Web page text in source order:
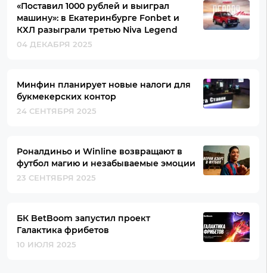
«Поставил 1000 рублей и выиграл
машину»: в Екатеринбурге Fonbet и
КХЛ разыграли третью Niva Legend
04 ДЕКАБРЯ 2025
Минфин планирует новые налоги для
букмекерских контор
24 СЕНТЯБРЯ 2025
Роналдиньо и Winline возвращают в
футбол магию и незабываемые эмоции
23 СЕНТЯБРЯ 2025
БК BetBoom запустил проект
Галактика фрибетов
10 ИЮЛЯ 2025